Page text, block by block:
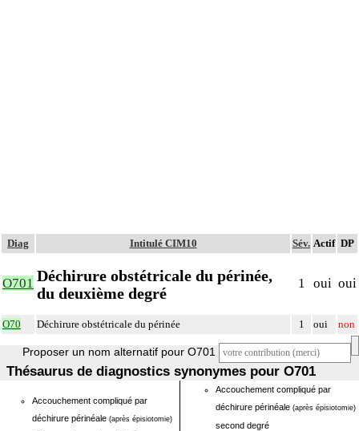
Diag Intitulé CIM10 Sév. Actif DP
O701 Déchirure obstétricale du périnée,
du deuxième degré
1 oui oui
O70 Déchirure obstétricale du périnée 1 oui non
Proposer un nom alternatif pour O701
Thésaurus de diagnostics synonymes pour O701
Accouchement compliqué par
déchirure périnéale (après épisiotomie)
Accouchement compliqué par
déchirure périnéale (après épisiotomie)
second degré